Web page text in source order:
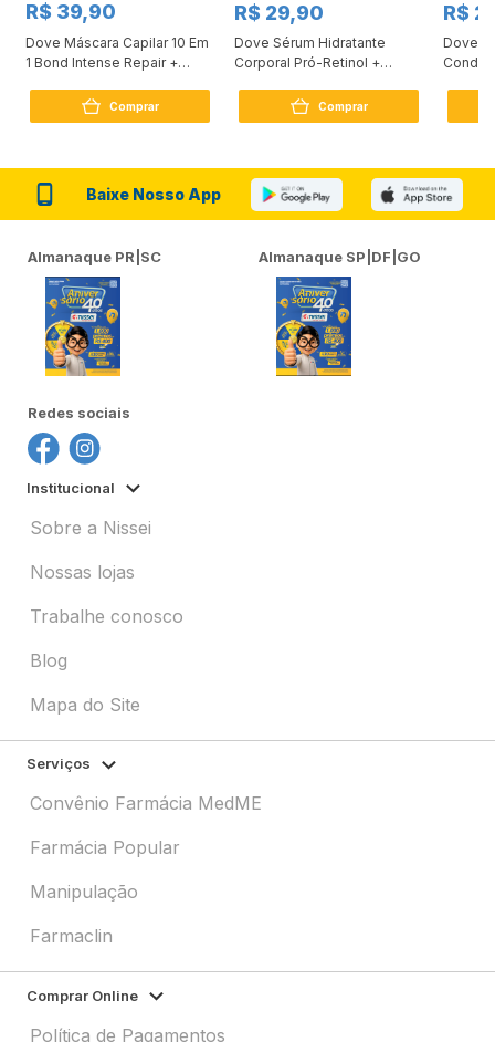
R$ 39,90
Dove Máscara Capilar 10 Em
1 Bond Intense Repair +
Comprar
R$ 29,90
Dove Sérum Hidratante
Corporal Pró-Retinol +
Comprar
R$
Dove
Baixe Nosso App
Almanaque PR|SC Almanaque SP|DF|GO
Redes sociais
Institucional
Sobre a Nissei
Nossas lojas
Trabalhe conosco
Blog
Mapa do Site
Serviços
Convênio Farmácia MedME
Farmácia Popular
Manipulação
Farmaclin
Comprar Online
Política de Pagamentos